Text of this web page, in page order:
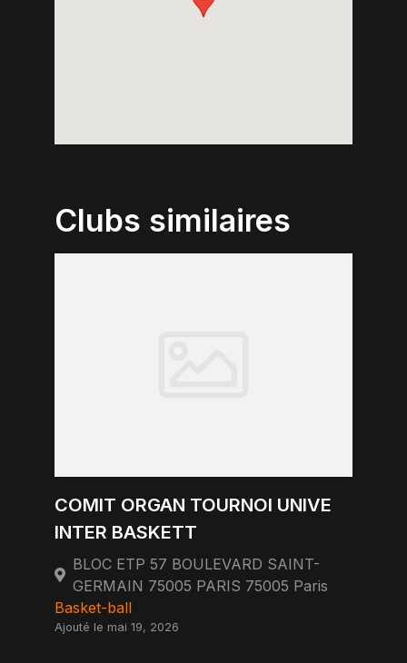
Clubs similaires
COMIT ORGAN TOURNOI UNIVE
INTER BASKETT
BLOC ETP 57 BOULEVARD SAINT-
GERMAIN 75005 PARIS 75005 Paris
Basket-ball
Ajouté le mai 19, 2026